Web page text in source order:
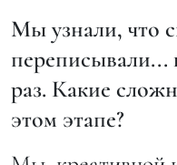
Мы узнали, что
переписывали...
раз. Какие
этом этапе?